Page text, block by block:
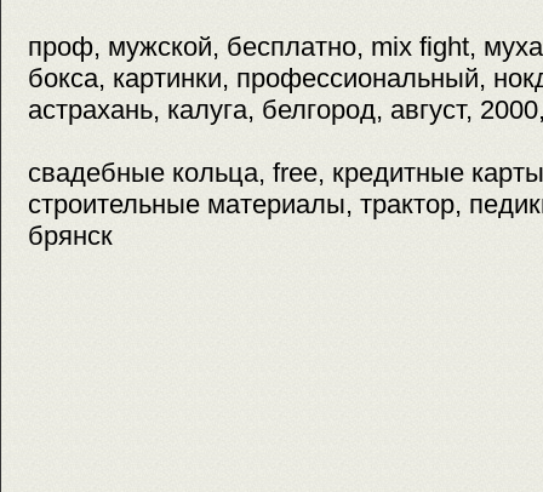
проф, мужской, бесплатно, mix fight,
бокса, картинки, профессиональный,
астрахань, калуга, белгород, август,
свадебные кольца, free, кредитные
строительные материалы, трактор,
брянск